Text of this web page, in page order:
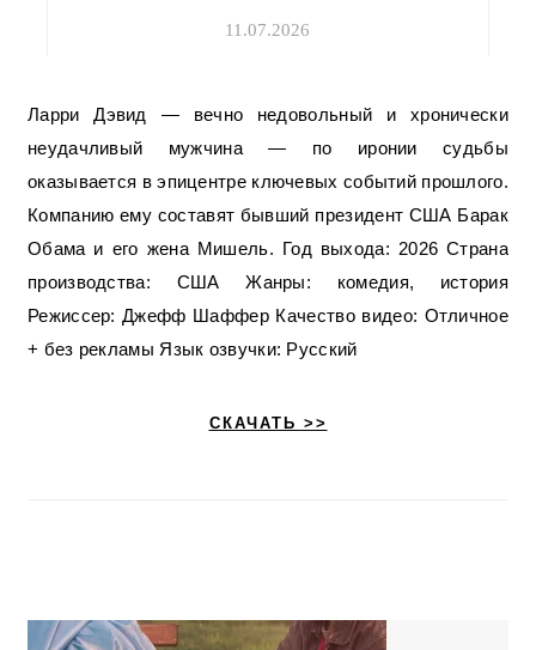
11.07.2026
Ларри Дэвид — вечно недовольный и хронически
неудачливый мужчина — по иронии судьбы
оказывается в эпицентре ключевых событий прошлого.
Компанию ему составят бывший президент США Барак
Обама и его жена Мишель. Год выхода: 2026 Страна
производства: США Жанры: комедия, история
Режиссер: Джефф Шаффер Качество видео: Отличное
+ без рекламы Язык озвучки: Русский
СКАЧАТЬ >>